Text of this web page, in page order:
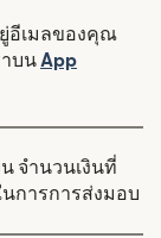
อีเมลของคุณ
ใหม่)
บนApp
น จำนวนเงินที่
การการส่งมอบ